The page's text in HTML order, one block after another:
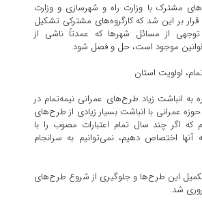
مشترک با وزارت راه و شهرسازی و وزارت
قرار بر این شد که کارگروه‌های مشترکی تشکیل
از مسائل شهرها که عمدتاً ناشی از
موجود است، حل و فصل شود.
اولویت استان
به انباشت زیاد طرح‌های عمرانی نیمه‌تمام در
عمرانی با انباشت بسیار زیادی از طرح‌های
که اگر چند سال تمام اعتبارات مصوب را با
اختصاص دهیم، نمی‌توانیم به سرانجام
این طرح‌ها و جلوگیری از شروع طرح‌های
شد.